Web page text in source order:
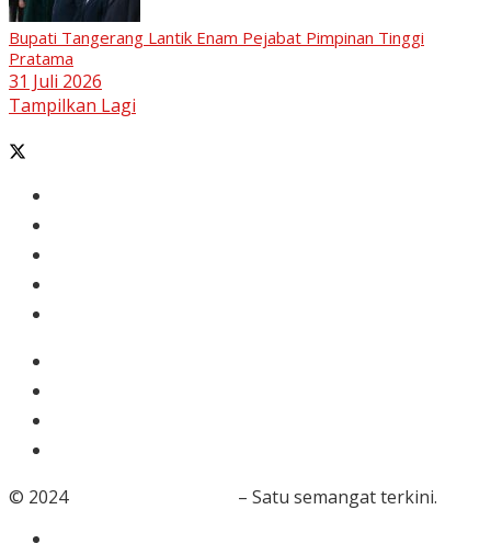
Bupati Tangerang Lantik Enam Pejabat Pimpinan Tinggi
Pratama
31 Juli 2026
Tampilkan Lagi
© 2024
– Satu semangat terkini.